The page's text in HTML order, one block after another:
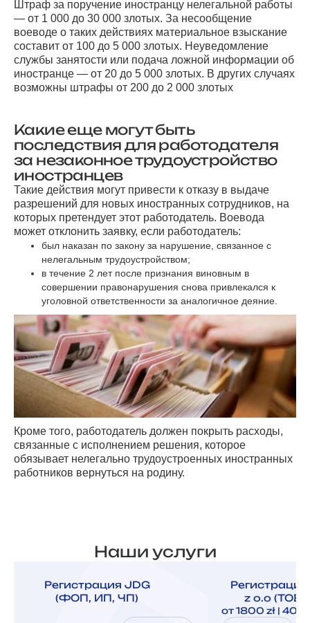
Штраф за поручение иностранцу нелегальной работы
— от 1 000 до 30 000 злотых. За несообщение
воеводе о таких действиях материальное взыскание
составит от 100 до 5 000 злотых. Неуведомление
службы занятости или подача ложной информации об
иностранце — от 20 до 5 000 злотых. В других случаях
возможны штрафы от 200 до 2 000 злотых
Какие еще могут быть
последствия для работодателя
за незаконное трудоустройство
иностранцев
Такие действия могут привести к отказу в выдаче
разрешений для новых иностранных сотрудников, на
которых претендует этот работодатель. Воевода
может отклонить заявку, если работодатель:
был наказан по закону за нарушение, связанное с
нелегальным трудоустройством;
в течение 2 лет после признания виновным в
совершении правонарушения снова привлекался к
уголовной ответственности за аналогичное деяние.
Кроме того, работодатель должен покрыть расходы,
связанные с исполнением решения, которое
обязывает нелегально трудоустроенных иностранных
работников вернуться на родину.
Наши услуги
Регистрация JDG
(ФОП, ИП, ЧП)
Регистрация
z o.o (ТОВ,
от 1800 zł | 400